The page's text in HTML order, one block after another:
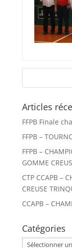
Articles
FFPB Finale
FFPB –
FFPB –
GOMME
CTP CCAPB –
CREUSE
CCAPB –
Catégories
Catégories